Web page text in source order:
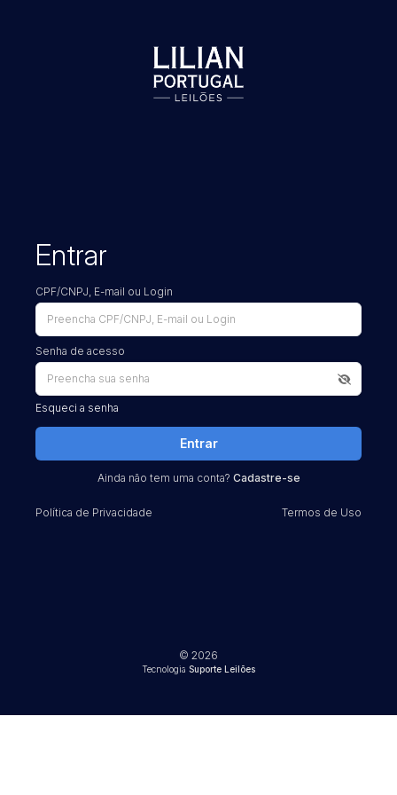
Entrar
CPF/CNPJ, E-mail ou Login
Senha de acesso
Esqueci a senha
Entrar
Ainda não tem uma conta? Cadastre-se
Política de Privacidade Termos de Uso
© 2026
Tecnologia Suporte Leilões